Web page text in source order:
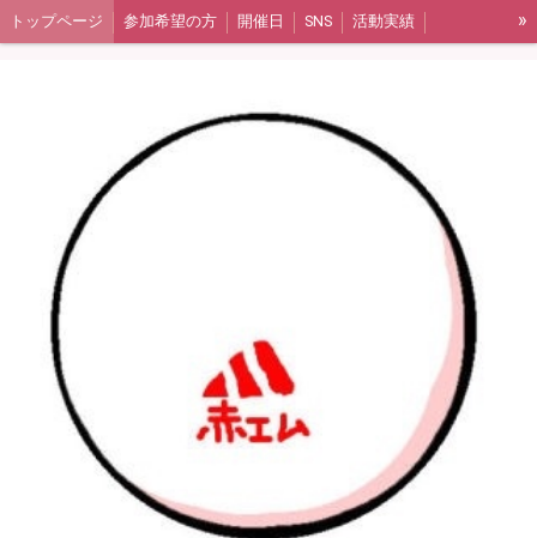
トップページ 参加希望の方 開催日 SNS 活動実績
活動報告（ブログ）
»